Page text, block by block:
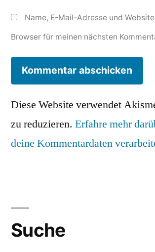
Name, E-Mail-Adresse und
Browser für meinen nächsten
Diese Website verwendet
zu reduzieren. Erfahre mehr
deine Kommentardaten
Suche